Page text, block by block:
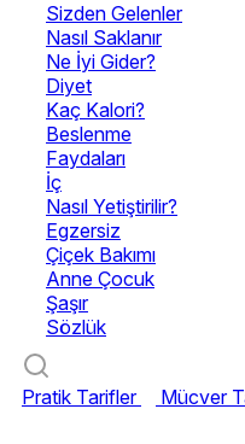
Sizden Gelenler
Nasıl Saklanır
Ne İyi Gider?
Diyet
Kaç Kalori?
Beslenme
Faydaları
İç
Nasıl Yetiştirilir?
Egzersiz
Çiçek Bakımı
Anne Çocuk
Şaşır
Sözlük
Pratik Tarifler Mücver